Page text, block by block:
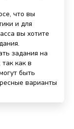
что вы
и для
вы хотите
задания на
как в
быть
варианты